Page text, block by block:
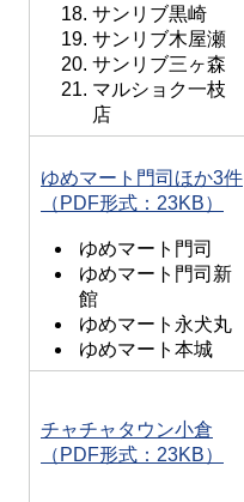
サンリブ黒崎
サンリブ木屋瀬
サンリブ三ヶ森
マルショク一枝
店
ゆめマート門司ほか3件
（PDF形式：23KB）
ゆめマート門司
ゆめマート門司新
館
ゆめマート永犬丸
ゆめマート本城
チャチャタウン小倉
（PDF形式：23KB）